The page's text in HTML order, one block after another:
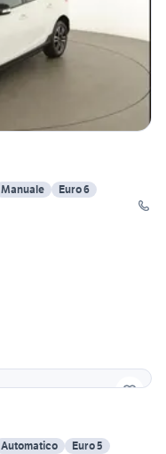
Manuale
Euro 6
Automatico Euro 5